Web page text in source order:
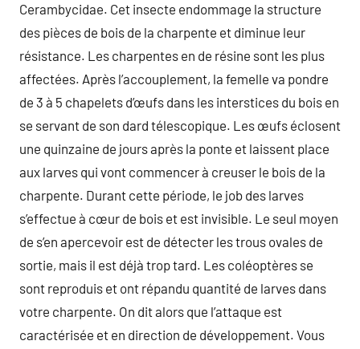
Cerambycidae. Cet insecte endommage la structure
des pièces de bois de la charpente et diminue leur
résistance. Les charpentes en de résine sont les plus
affectées. Après l’accouplement, la femelle va pondre
de 3 à 5 chapelets d’œufs dans les interstices du bois en
se servant de son dard télescopique. Les œufs éclosent
une quinzaine de jours après la ponte et laissent place
aux larves qui vont commencer à creuser le bois de la
charpente. Durant cette période, le job des larves
s’effectue à cœur de bois et est invisible. Le seul moyen
de s’en apercevoir est de détecter les trous ovales de
sortie, mais il est déjà trop tard. Les coléoptères se
sont reproduis et ont répandu quantité de larves dans
votre charpente. On dit alors que l’attaque est
caractérisée et en direction de développement. Vous